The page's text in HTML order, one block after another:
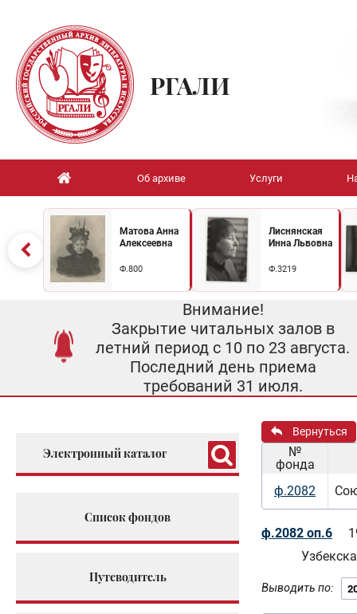
РГАЛИ
Об архиве Услуги
Матова Анна
Алексеевна
Ф.800
Лиснянская
Инна Львовна
Ф.3219
Внимание!
Закрытие читальных залов в
летний период с 10 по 23 августа.
Последний день приема
требований 31 июля.
Электронный каталог
Список фондов
Путеводитель
Вернуться
№
фонда
ф.2082
ф.2082 оп.6
Выводить по: